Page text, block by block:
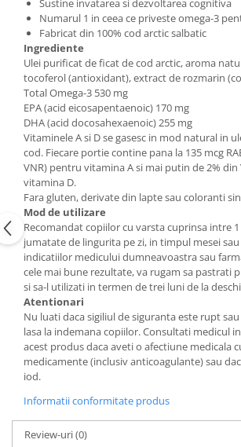
Sustine invatarea si dezvoltarea cognitiva
Numarul 1 in ceea ce priveste omega-3
Fabricat din 100% cod arctic salbatic
Ingrediente
Ulei purificat de ficat de cod arctic, aroma
tocoferol (antioxidant), extract de rozmarin
Total Omega-3 530 mg
EPA (acid eicosapentaenoic) 170 mg
DHA (acid docosahexaenoic) 255 mg
Vitaminele A si D se gasesc in mod natural in
cod. Fiecare portie contine pana la 135 mcg
VNR) pentru vitamina A si mai putin de 2% din
vitamina D.
Fara gluten, derivate din lapte sau coloranti
Mod de utilizare
Recomandat copiilor cu varsta cuprinsa intre 1
jumatate de lingurita pe zi, in timpul mesei
indicatiilor medicului dumneavoastra sau
cele mai bune rezultate, va rugam sa pastrati
si sa-l utilizati in termen de trei luni de la
Atentionari
Nu luati daca sigiliul de siguranta este rupt
lasa la indemana copiilor. Consultati medicul
acest produs daca aveti o afectiune medicala
medicamente (inclusiv anticoagulante) sau
iod.
Informatii conformitate produs
Review-uri(0)